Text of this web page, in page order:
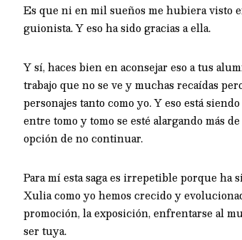
Es que ni en mil sueños me hubiera visto
guionista. Y eso ha sido gracias a ella.
Y sí, haces bien en aconsejar eso a tus
trabajo que no se ve y muchas recaídas
personajes tanto como yo. Y eso está
entre tomo y tomo se esté alargando más
opción de no continuar.
Para mí esta saga es irrepetible porque ha
Xulia como yo hemos crecido y
promoción, la exposición, enfrentarse al
ser tuya.